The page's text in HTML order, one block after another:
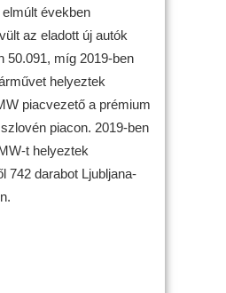
években
az eladott új autók
50.091, míg 2019-ben
helyeztek
piacvezető a prémium
piacon. 2019-ben
t helyeztek
742 darabot Ljubljana-